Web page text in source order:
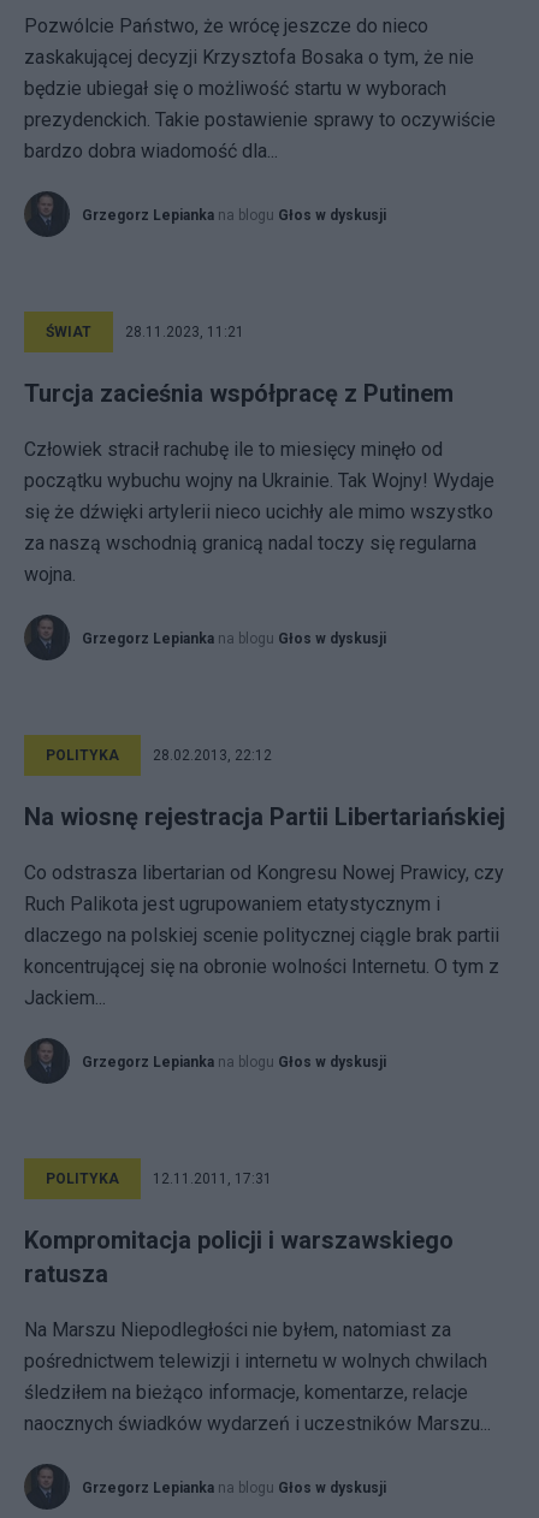
Pozwólcie Państwo, że wrócę jeszcze do nieco
zaskakującej decyzji Krzysztofa Bosaka o tym, że nie
będzie ubiegał się o możliwość startu w wyborach
prezydenckich. Takie postawienie sprawy to oczywiście
bardzo dobra wiadomość dla...
Grzegorz Lepianka na blogu Głos w dyskusji
ŚWIAT 28.11.2023, 11:21
Turcja zacieśnia współpracę z Putinem
Człowiek stracił rachubę ile to miesięcy minęło od
początku wybuchu wojny na Ukrainie. Tak Wojny! Wydaje
się że dźwięki artylerii nieco ucichły ale mimo wszystko
za naszą wschodnią granicą nadal toczy się regularna
wojna.
Grzegorz Lepianka na blogu Głos w dyskusji
POLITYKA 28.02.2013, 22:12
Na wiosnę rejestracja Partii Libertariańskiej
Co odstrasza libertarian od Kongresu Nowej Prawicy, czy
Ruch Palikota jest ugrupowaniem etatystycznym i
dlaczego na polskiej scenie politycznej ciągle brak partii
koncentrującej się na obronie wolności Internetu. O tym z
Jackiem...
Grzegorz Lepianka na blogu Głos w dyskusji
POLITYKA 12.11.2011, 17:31
Kompromitacja policji i warszawskiego
ratusza
Na Marszu Niepodległości nie byłem, natomiast za
pośrednictwem telewizji i internetu w wolnych chwilach
śledziłem na bieżąco informacje, komentarze, relacje
naocznych świadków wydarzeń i uczestników Marszu...
Grzegorz Lepianka na blogu Głos w dyskusji